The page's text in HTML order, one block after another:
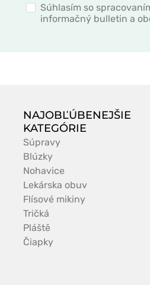
Súhlasím so
informačný bulletin a
NAJOBĽÚBENEJŠIE
KATEGÓRIE
Súpravy
Blúzky
Nohavice
Lekárska obuv
Flísové mikiny
Tričká
Pláště
Čiapky